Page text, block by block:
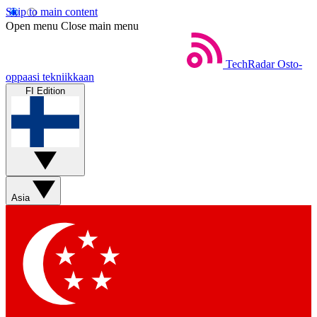
Skip to main content
Open menu Close main menu
TechRadar Osto-
oppaasi tekniikkaan
FI Edition
Asia